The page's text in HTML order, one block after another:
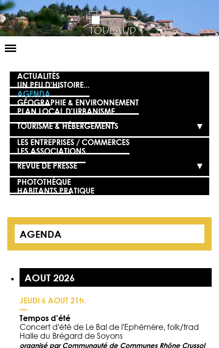
Basculer
LA MAIRIE
NOS SERVICES
LA VIE LOCALE
VOS DÉMARCHES
CONTACT
ACTUALITÉS
UN PEU D'HISTOIRE...
AGENDA
GÉOGRAPHIE & ENVIRONNEMENT
PLAN LOCAL D'URBANISME
TOURISME & HÉBERGEMENTS
LES ENTREPRISES / COMMERCES
LES ASSOCIATIONS
REVUE DE PRESSE
PHOTOTHÈQUE
HABITANTS PRATIQUE
AGENDA
AOUT 2026
JEUDI 6 AOUT 21h.
—
Tempos d'été
Concert d'été de Le Bal de l'Ephémère, folk/trad
Halle du Brégard de Soyons
organisé par Communauté de Communes Rhône Crussol